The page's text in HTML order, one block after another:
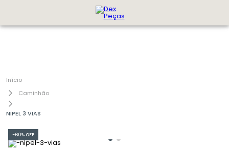
Caminhão
NIPEL 3 VIAS
-60% OFF